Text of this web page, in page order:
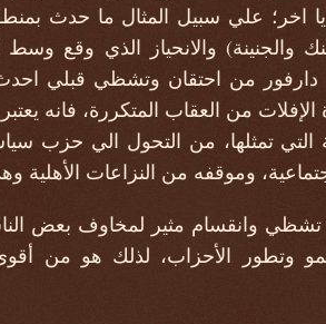
اخر؛ علي سبيل المثال ما حدث
والجنينة) والانحياز الذي وقع
دارفور من احتقان وتشظي قبلي
من العقاب المتكررة، فانه
التي تمثلها، من التحول الي
وموقفه من النزاعات الأهلية
وانقسام مثير لمخاوف بعض
وتطور الأحزاب، لذلك هو من